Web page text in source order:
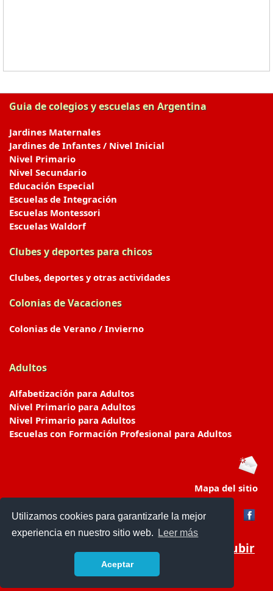
Utilizamos cookies para garantizarle la mejor
experiencia en nuestro sitio web.
Leer más
Aceptar
Guia de colegios y escuelas en Argentina
Jardines Maternales
Jardines de Infantes / Nivel Inicial
Nivel Primario
Nivel Secundario
Educación Especial
Escuelas de Integración
Escuelas Montessori
Escuelas Waldorf
Clubes y deportes para chicos
Clubes, deportes y otras actividades
Colonias de Vacaciones
Colonias de Verano / Invierno
Adultos
Alfabetización para Adultos
Nivel Primario para Adultos
Nivel Primario para Adultos
Escuelas con Formación Profesional para Adultos
Mapa del sitio
Subir